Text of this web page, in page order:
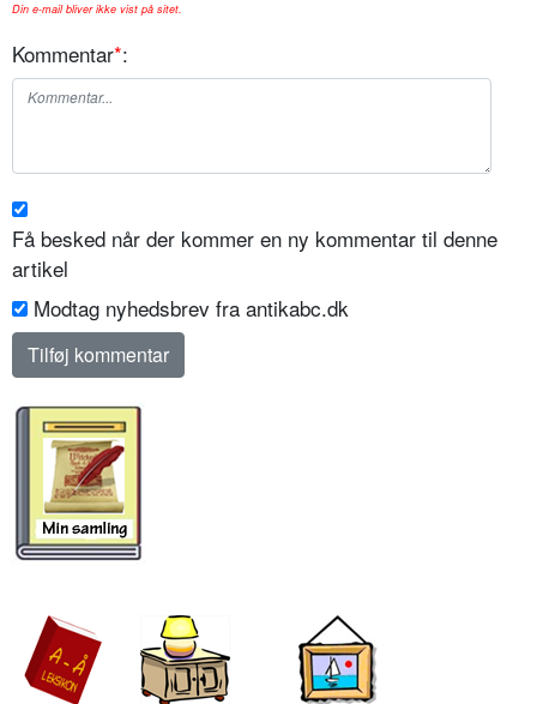
Din e-mail bliver ikke vist på sitet.
Kommentar*:
Få besked når der kommer en ny kommentar til denne
artikel
Modtag nyhedsbrev fra antikabc.dk